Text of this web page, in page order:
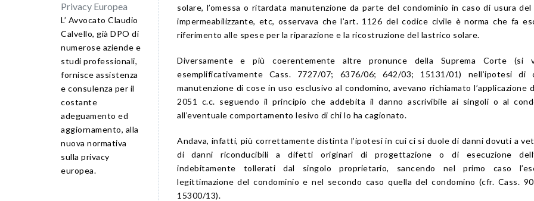
Privacy Europea
L’ Avvocato Claudio
Calvello, già DPO di
numerose aziende e
studi professionali,
fornisce assistenza
e consulenza per il
costante
adeguamento ed
aggiornamento, alla
nuova normativa
sulla privacy
europea.
solare, l’omessa o ritardata manutenzione da parte del condominio in caso di usura del
impermeabilizzante, etc, osservava che l’art. 1126 del codice civile è norma che fa
riferimento alle spese per la riparazione e la ricostruzione del lastrico solare.
Diversamente e più coerentemente altre pronunce della Suprema Corte (si
esemplificativamente Cass. 7727/07; 6376/06; 642/03; 15131/01) nell’ipotesi di
manutenzione di cose in uso esclusivo al condomino, avevano richiamato l’applicazione
2051 c.c. seguendo il principio che addebita il danno ascrivibile ai singoli o al
all’eventuale comportamento lesivo di chi lo ha cagionato.
Andava, infatti, più correttamente distinta l’ipotesi in cui ci si duole di danni dovuti a
di danni riconducibili a difetti originari di progettazione o di esecuzione
indebitamente tollerati dal singolo proprietario, sancendo nel primo caso
legittimazione del condominio e nel secondo caso quella del condomino (cfr. Cass.
15300/13).